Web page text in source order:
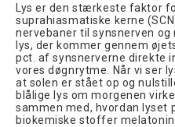
Lys er den stærkeste faktor
suprahiasmatiske kerne
nervebaner til synsnerven
lys, der kommer gennem
pct. af synsnerverne direkte
vores døgnrytme. Når vi ser
at solen er stået op og
blålige lys om morgenen
sammen med, hvordan lyset
biokemiske stoffer melatonin